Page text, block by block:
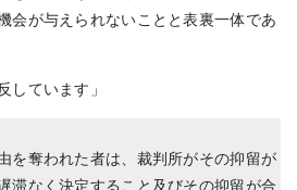
会が与えられないことと表裏一体であ
しています」
を奪われた者は、裁判所がその抑留が
滞なく決定すること及びその抑留が合